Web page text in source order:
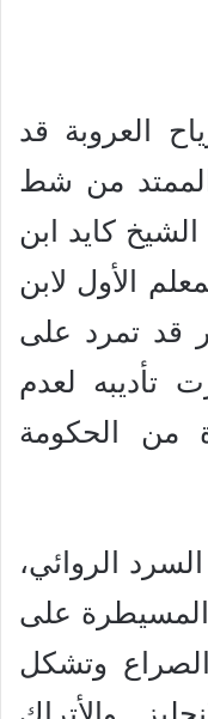
كانت رياح العروبة قد
من شط
كايد ابن
الأول لابن
قد تمرد على
تأديبه لعدم
من الحكومة
الروائي،
المسيطرة على
وتشكل